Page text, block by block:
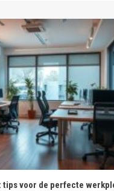
voor de perfecte